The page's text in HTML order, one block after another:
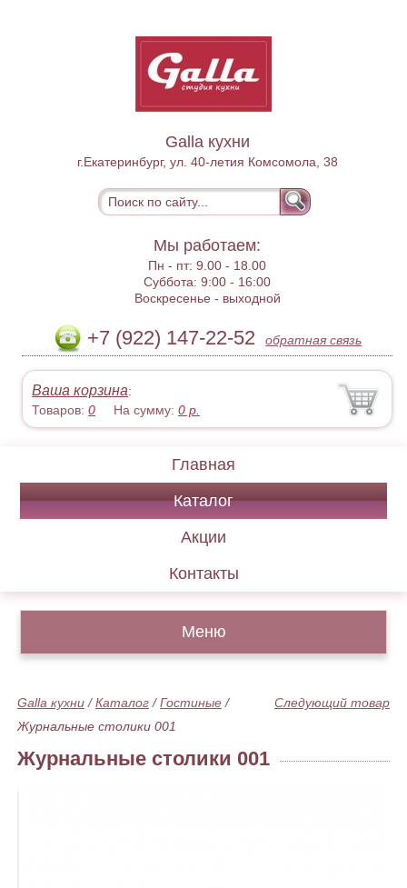
Galla кухни
г.Екатеринбург, ул. 40-летия Комсомола, 38
Мы работаем:
Пн - пт:9.00 - 18.00
Суббота:9:00 - 16:00
Воскресенье - выходной
+7 (922) 147-22-52 обратная связь
Ваша корзина:
Товаров:0 На сумму:0 р.
Главная
Каталог
Акции
Контакты
Меню
Следующий товар
Galla кухни /Каталог /Гостиные /
Журнальные столики 001
Журнальные столики 001